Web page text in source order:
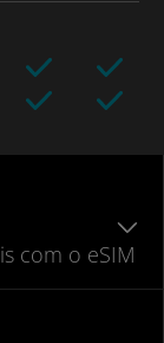
com o eSIM